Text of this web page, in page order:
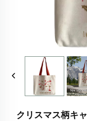
クリスマス柄キ